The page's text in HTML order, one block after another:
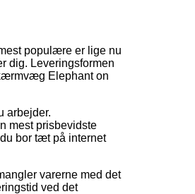
populære er lige nu
dig. Leveringsformen
Elephant on
arbejder.
mest prisbevidste
bor tæt på internet
varerne med det
ved det